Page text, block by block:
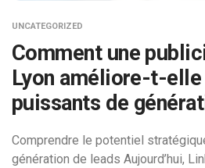
UNCATEGORIZED
Comment une
Lyon améliore-t-
puissants de
Comprendre le potentiel
génération de leads Aujourd’hui,